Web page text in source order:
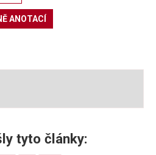
ANOTACÍ
tyto články: